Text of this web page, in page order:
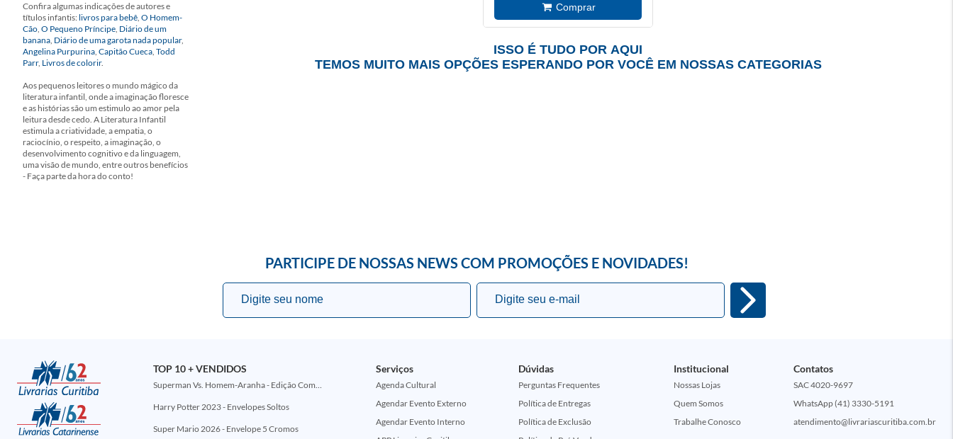
Confira algumas indicações de autores e
títulos infantis: livros para bebê, O Homem-
Cão, O Pequeno Príncipe, Diário de um
banana, Diário de uma garota nada popular,
Angelina Purpurina, Capitão Cueca, Todd
Parr, Livros de colorir.
Aos pequenos leitores o mundo mágico da
literatura infantil, onde a imaginação floresce
e as histórias são um estimulo ao amor pela
leitura desde cedo. A Literatura Infantil
estimula a criatividade, a empatia, o
raciocínio, o respeito, a imaginação, o
desenvolvimento cognitivo e da linguagem,
uma visão de mundo, entre outros benefícios
- Faça parte da hora do conto!
ISSO É TUDO POR AQUI
TEMOS MUITO MAIS OPÇÕES ESPERANDO POR VOCÊ EM NOSSAS CATEGORIAS
PARTICIPE DE NOSSAS NEWS COM PROMOÇÕES E NOVIDADES!
TOP 10 + VENDIDOS
Superman Vs. Homem-Aranha - Edição Comemorativa 50 Anos (Encontros Clássicos Dc E Marvel)
Harry Potter 2023 - Envelopes Soltos
Super Mario 2026 - Envelope 5 Cromos
Serviços
Agenda Cultural
Agendar Evento Externo
Agendar Evento Interno
Dúvidas
Perguntas Frequentes
Política de Entregas
Política de Exclusão
Institucional
Nossas Lojas
Quem Somos
Trabalhe Conosco
Contatos
SAC 4020-9697
WhatsApp (41) 3330-5191
atendimento@livrariascuritiba.com.br